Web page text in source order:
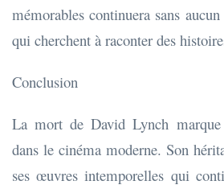
mémorables continuera sans
qui cherchent à raconter des
Conclusion
La mort de David Lynch
dans le cinéma moderne. Son
ses œuvres intemporelles qui